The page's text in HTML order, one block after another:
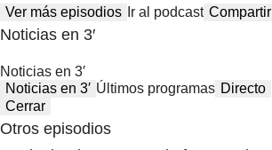
Ver más episodios Ir al podcast Compartir
Noticias en 3′
Noticias en 3′
Noticias en 3′ Últimos programas Directo
Cerrar
Otros episodios